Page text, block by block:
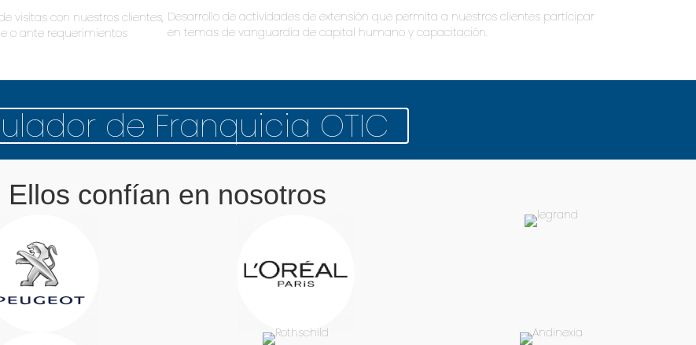
visitas con nuestros clientes,
o ante requerimientos
Desarrollo de actividades de extensión que permita a nuestros clientes participar
en temas de vanguardia de capital humano y capacitación.
de Franquicia OTIC
Ellos confían en nosotros